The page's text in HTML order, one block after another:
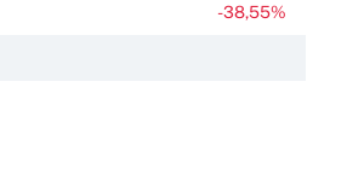
-38,55%